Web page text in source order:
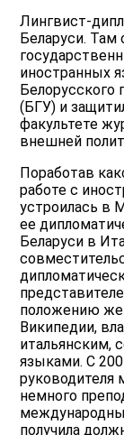
Лингвист-
Беларуси. Там
иностранных
Белорусского
(БГУ) и
факультете
внешней
Поработав
работе с
устроилась в
ее
Беларуси в
положению
Википедии,
итальянским,
языками. С
немного
получила